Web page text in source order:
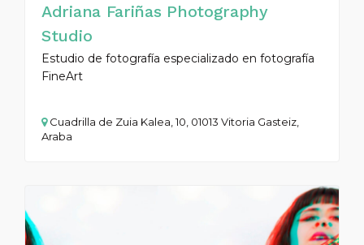
Adriana Fariñas Photography
Studio
Estudio de fotografía especializado en fotografía
FineArt
Cuadrilla de Zuia Kalea, 10, 01013 Vitoria Gasteiz,
Araba